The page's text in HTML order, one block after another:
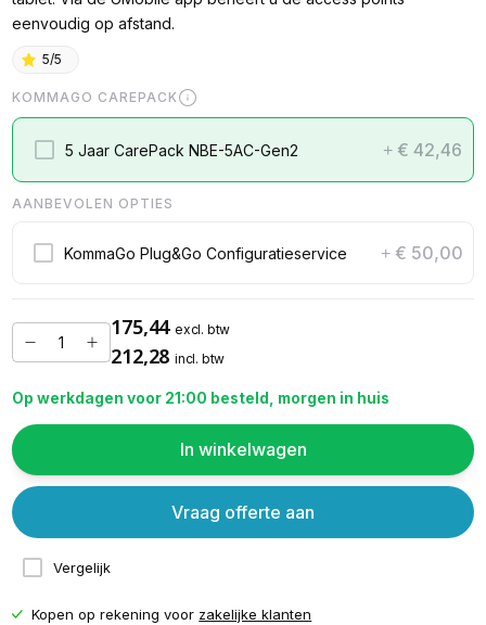
eenvoudig op afstand.
5/5
KOMMAGO CAREPACK
5 Jaar CarePack NBE-5AC-Gen2 + € 42,46
AANBEVOLEN OPTIES
KommaGo Plug&Go Configuratieservice + € 50,00
175,44 excl. btw
212,28 incl. btw
Op werkdagen voor 21:00 besteld, morgen in huis
In winkelwagen
Vergelijk
Vraag offerte aan
Kopen op rekening voor zakelijke klanten